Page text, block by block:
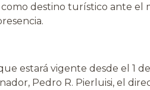
destino turístico ante el
estará vigente desde el 1
Pedro R. Pierluisi, el